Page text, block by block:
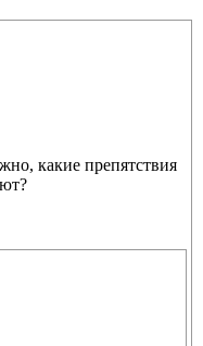
какие препятствия